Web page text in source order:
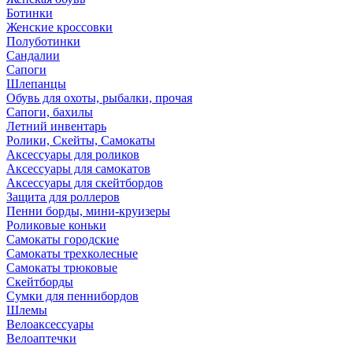
Ботинки
Женские кроссовки
Полуботинки
Сандалии
Сапоги
Шлепанцы
Обувь для охоты, рыбалки, прочая
Сапоги, бахилы
Летний инвентарь
Ролики, Скейты, Самокаты
Аксессуары для роликов
Аксессуары для самокатов
Аксессуары для скейтбордов
Защита для роллеров
Пенни борды, мини-круизеры
Роликовые коньки
Самокаты городские
Самокаты трехколесные
Самокаты трюковые
Скейтборды
Сумки для пеннибордов
Шлемы
Велоаксессуары
Велоаптечки